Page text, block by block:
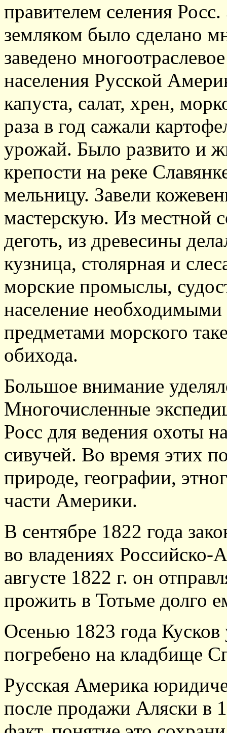
правителем селения
земляком было сделано
заведено
населения Русской
капуста, салат, хрен,
раза в год сажали
урожай. Было развито и
крепости на реке
мельницу. Завели
мастерскую. Из местной
деготь, из древесины
кузница, столярная и
морские промыслы,
население
предметами морского
обихода.
Большое внимание
Многочисленные
Росс для ведения охоты
сивучей. Во время этих
природе, географии,
части Америки.
В сентябре 1822 года
во владениях
августе 1822 г. он
прожить в Тотьме долго
Осенью 1823 года
погребено на кладбище
Русская Америка
после продажи Аляски в